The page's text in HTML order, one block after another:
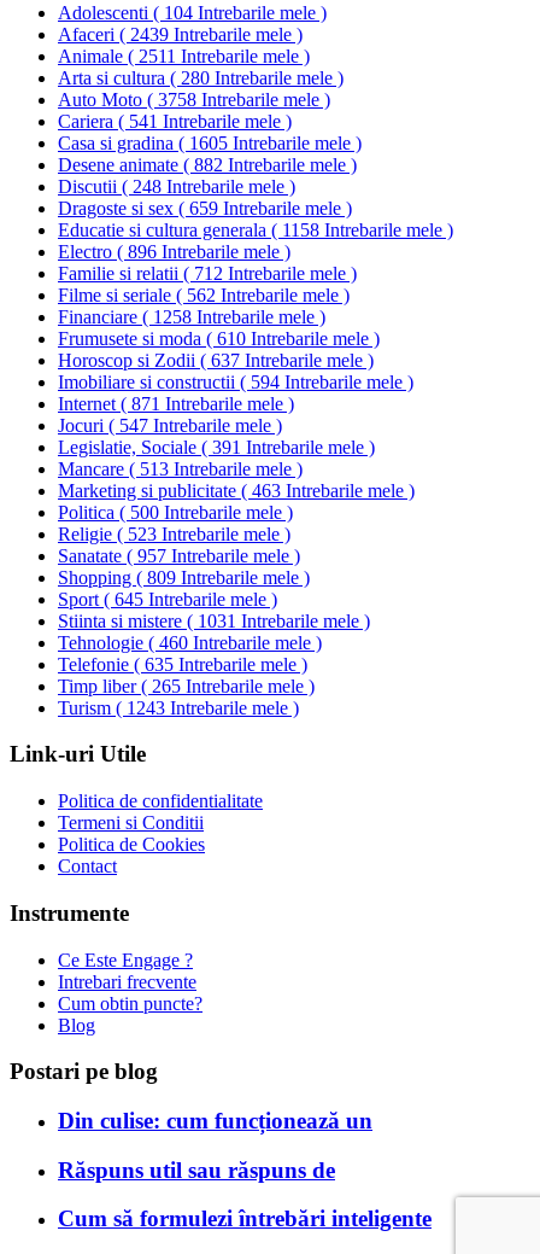
Adolescenti ( 104 Intrebarile mele )
Afaceri ( 2439 Intrebarile mele )
Animale ( 2511 Intrebarile mele )
Arta si cultura ( 280 Intrebarile mele )
Auto Moto ( 3758 Intrebarile mele )
Cariera ( 541 Intrebarile mele )
Casa si gradina ( 1605 Intrebarile mele )
Desene animate ( 882 Intrebarile mele )
Discutii ( 248 Intrebarile mele )
Dragoste si sex ( 659 Intrebarile mele )
Educatie si cultura generala ( 1158 Intrebarile mele )
Electro ( 896 Intrebarile mele )
Familie si relatii ( 712 Intrebarile mele )
Filme si seriale ( 562 Intrebarile mele )
Financiare ( 1258 Intrebarile mele )
Frumusete si moda ( 610 Intrebarile mele )
Horoscop si Zodii ( 637 Intrebarile mele )
Imobiliare si constructii ( 594 Intrebarile mele )
Internet ( 871 Intrebarile mele )
Jocuri ( 547 Intrebarile mele )
Legislatie, Sociale ( 391 Intrebarile mele )
Mancare ( 513 Intrebarile mele )
Marketing si publicitate ( 463 Intrebarile mele )
Politica ( 500 Intrebarile mele )
Religie ( 523 Intrebarile mele )
Sanatate ( 957 Intrebarile mele )
Shopping ( 809 Intrebarile mele )
Sport ( 645 Intrebarile mele )
Stiinta si mistere ( 1031 Intrebarile mele )
Tehnologie ( 460 Intrebarile mele )
Telefonie ( 635 Intrebarile mele )
Timp liber( 265 Intrebarile mele )
Turism ( 1243 Intrebarile mele )
Link-uri Utile
Politica de confidentialitate
Termeni si Conditii
Politica de Cookies
Contact
Instrumente
Ce Este Engage ?
Intrebari frecvente
Cum obtin puncte?
Blog
Postari pe blog
Din culise: cum funcționează un
Răspuns util sau răspuns de
Cum să formulezi întrebări inteligente